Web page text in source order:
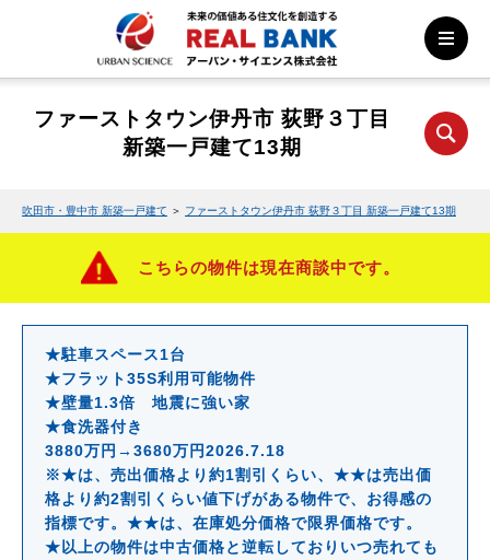
ファーストタウン伊丹市 荻野３丁目
新築一戸建て13期
吹田市・豊中市 新築一戸建て ＞ ファーストタウン伊丹市 荻野３丁目 新築一戸建て13期
こちらの物件は現在商談中です。
★駐車スペース1台
★フラット35S利用可能物件
★壁量1.3倍 地震に強い家
★食洗器付き
3880万円→3680万円2026.7.18
※★は、売出価格より約1割引くらい、★★は売出価
格より約2割引くらい値下げがある物件で、お得感の
指標です。★★は、在庫処分価格で限界価格です。
★以上の物件は中古価格と逆転しておりいつ売れても